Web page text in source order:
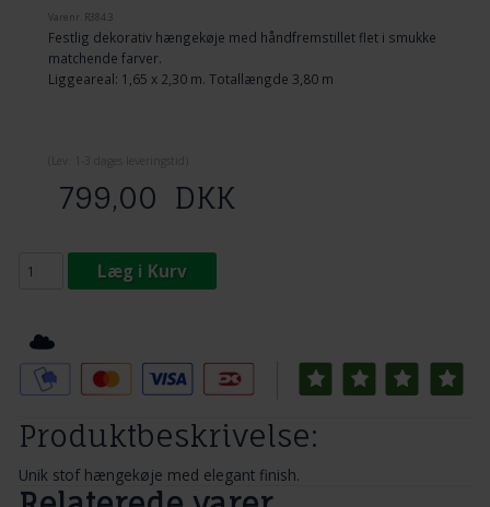
Varenr. R384.3
Festlig dekorativ hængekøje med håndfremstillet flet i smukke
matchende farver.
Liggeareal: 1,65 x 2,30 m. Totallængde 3,80 m
799,00 DKK
Læg i Kurv
Produktbeskrivelse:
Unik stof hængekøje med elegant finish.